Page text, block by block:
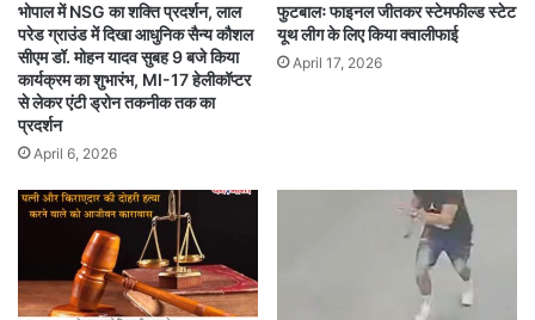
भोपाल में NSG का शक्ति प्रदर्शन, लाल
परेड ग्राउंड में दिखा आधुनिक सैन्य कौशल
सीएम डॉ. मोहन यादव सुबह 9 बजे किया
कार्यक्रम का शुभारंभ, MI-17 हेलीकॉप्टर
से लेकर एंटी ड्रोन तकनीक तक का
प्रदर्शन
April 6, 2026
फुटबालः फाइनल जीतकर स्टेमफील्ड स्टेट
यूथ लीग के लिए किया क्वालीफाई
April 17, 2026